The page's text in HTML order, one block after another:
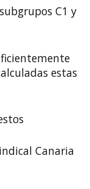
C1 y
estas
Canaria